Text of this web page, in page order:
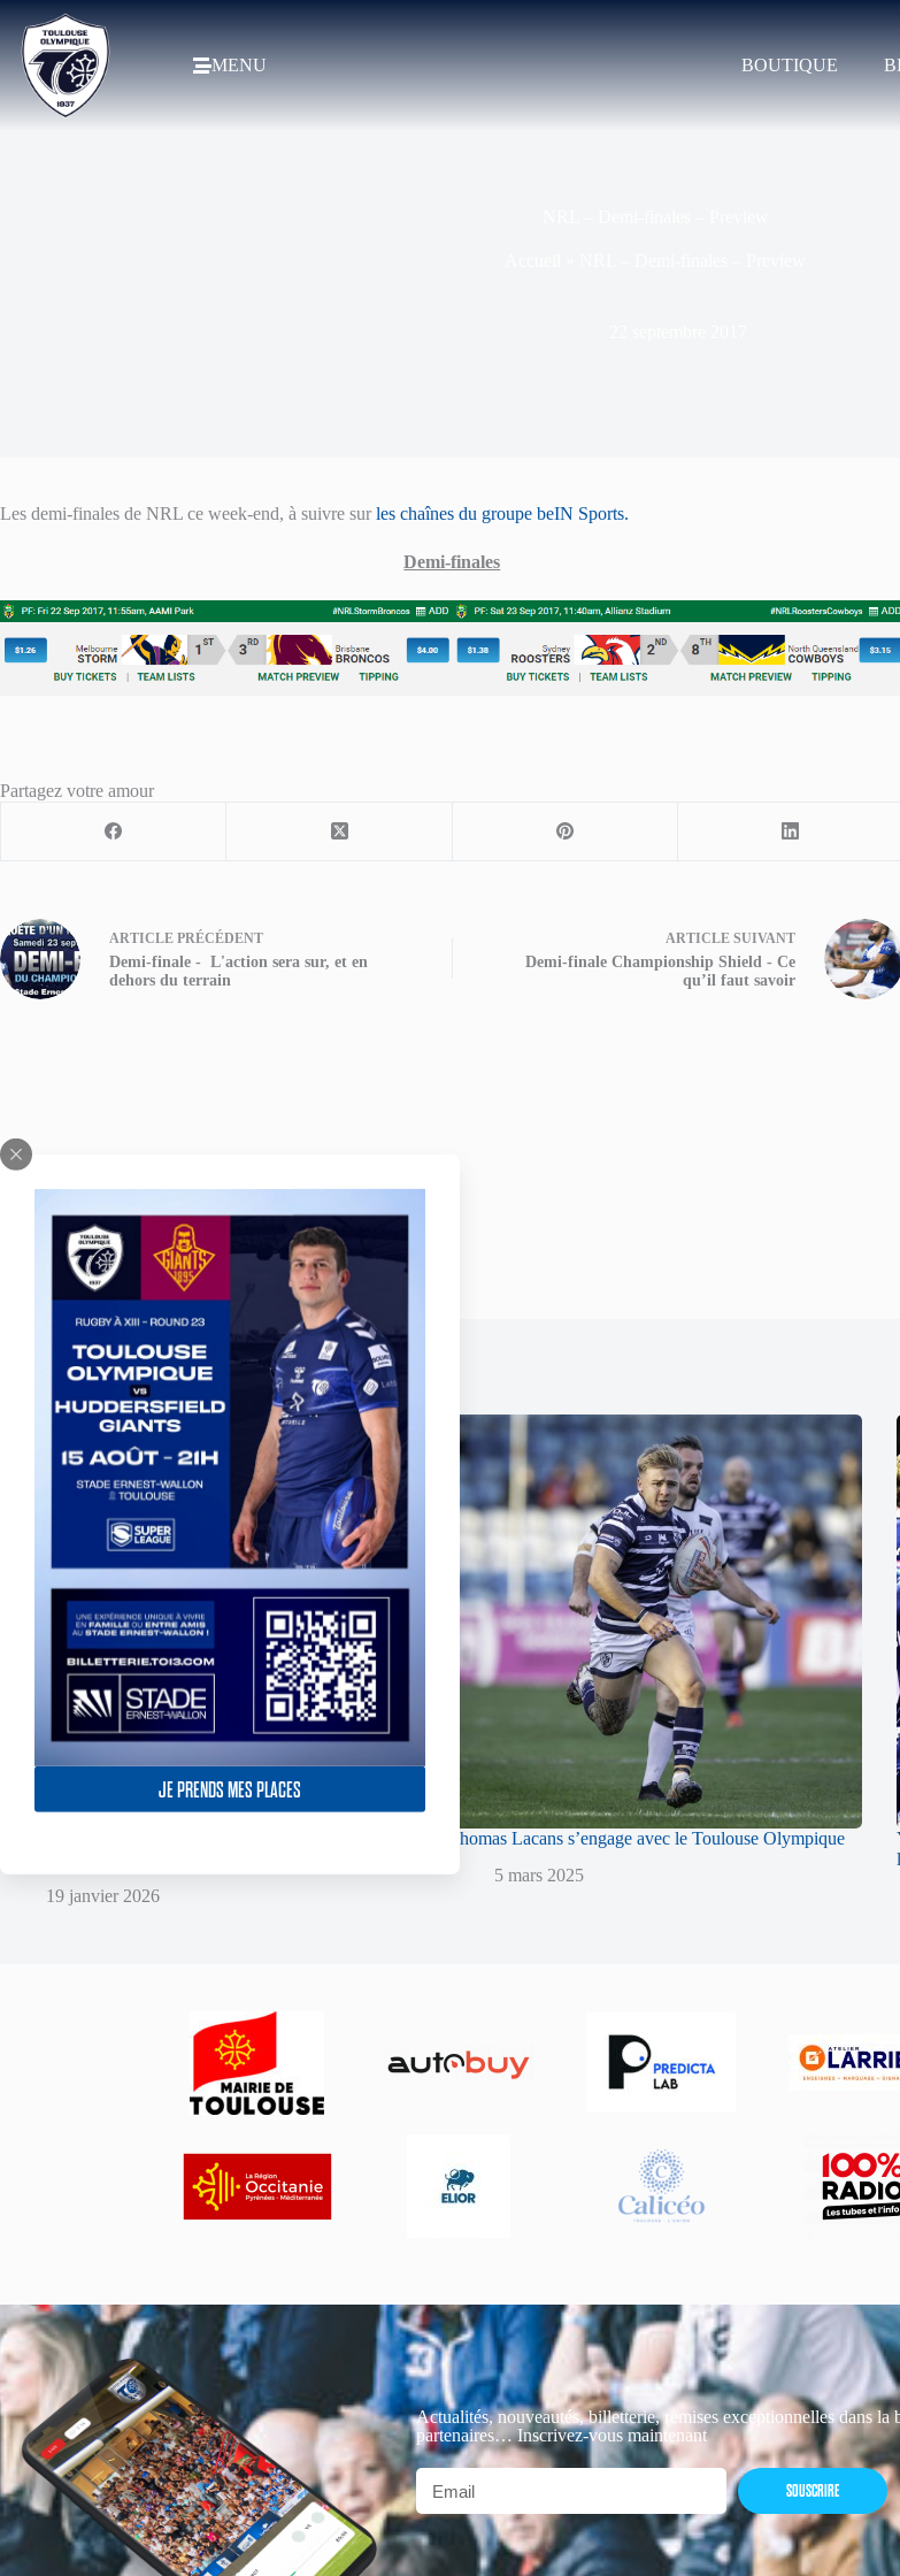
JE PRENDS MES PLACES
MENU BOUTIQUE
Les demi-finales de NRL ce week-end, à suivre sur les chaînes du groupe beIN Sports.
Demi-finales
Partagez votre amour
ARTICLE PRÉCÉDENT
Demi-finale - L'action sera sur, et en
dehors du terrain
ARTICLESUIVANT
Demi-finale Championship Shield - Ce
qu’il faut savoir
Publications similaires
19 janvier 2026
Thomas Lacans s’engage avec le Toulouse Olympique
5 mars 2025
Actualités, nouveautés, billetterie, remises exceptionnelles dans
partenaires… Inscrivez-vous maintenant
SOUSCRIRE